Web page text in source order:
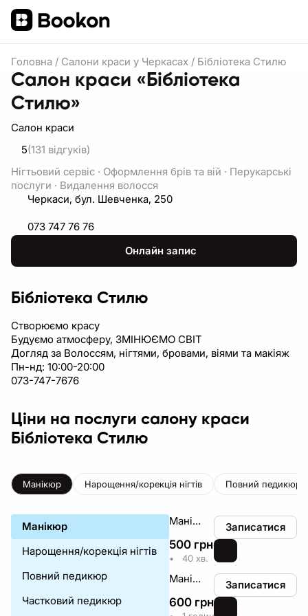
Головна / Салони краси у Черкасах / Бібліотека Стилю
Салон краси «Бібліотека
Стилю»
Салон краси
5(131 відгуків)
Нігтьовий сервіс · Оформлення брів та вій · Перукарські
послуги · Видалення волосся
Черкаси, бул. Шевченка, 250
073 747 76 76
Онлайн запис
Бібліотека Стилю
Створюємо красу
Будуємо атмосферу, ЗМІНЮЄМО СВІТ
Догляд за Волоссям, нігтями, бровами, віями та макіяж
Пн-нд: 10:00-20:00
073-747-7676
Ціни на послуги салону краси
Бібліотека Стилю
Манікюр Нарощення/корекція нігтів Повний педикюр
Манікюр
Нарощення/корекція нігтів
Повний педикюр
Частковий педикюр
Манікюр гігієнічний жіночий
500 грн₴
• 40 хв.
Записатися
Манікюр гігієнічний чоловічий
600 грн₴
Записатися